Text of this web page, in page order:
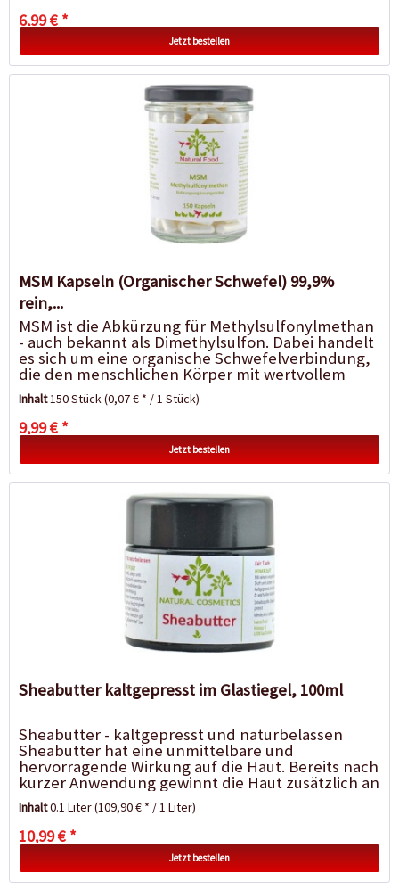
6,99 € *
Jetzt bestellen
MSM Kapseln (Organischer Schwefel) 99,9%
rein,...
MSM ist die Abkürzung für Methylsulfonylmethan
- auch bekannt als Dimethylsulfon. Dabei handelt
es sich um eine organische Schwefelverbindung,
die den menschlichen Körper mit wertvollem
natürlichem Schwefel...
Inhalt150 Stück(0,07 € * / 1 Stück)
9,99 € *
Jetzt bestellen
Sheabutter kaltgepresst im Glastiegel, 100ml
Sheabutter - kaltgepresst und naturbelassen
Sheabutter hat eine unmittelbare und
hervorragende Wirkung auf die Haut. Bereits nach
kurzer Anwendung gewinnt die Haut zusätzlich an
Feuchtigkeit und Elastizität....
Inhalt0.1 Liter(109,90 € * / 1 Liter)
10,99 € *
Jetzt bestellen